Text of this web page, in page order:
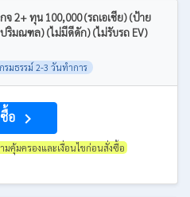
จ 2+ ทุน 100,000 (รถเอเชีย) (ป้าย
ริมณฑล) (ไม่มีดีดัก) (ไม่รับรถ EV)
รมธรรม์ 2-3 วันทำการ
อ navigate_next
คุ้มครองและเงื่อนไขก่อนสั่งซื้อ